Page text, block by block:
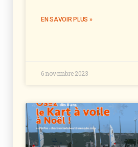
EN SAVOIR PLUS »
6 novembre 2023